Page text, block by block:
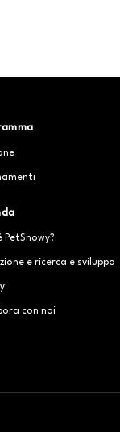
PetSnowy?
e ricerca e sviluppo
con noi